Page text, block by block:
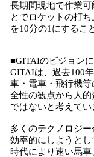
長期間現地で作業
とでロケットの打
を10分の1にするこ
■GITAIのビジョン
GITAIは、過去100
車・電車・飛行機
全性の観点から人
ではないと考えてい
多くのテクノロジ
効率的にしようと
時代により速い馬